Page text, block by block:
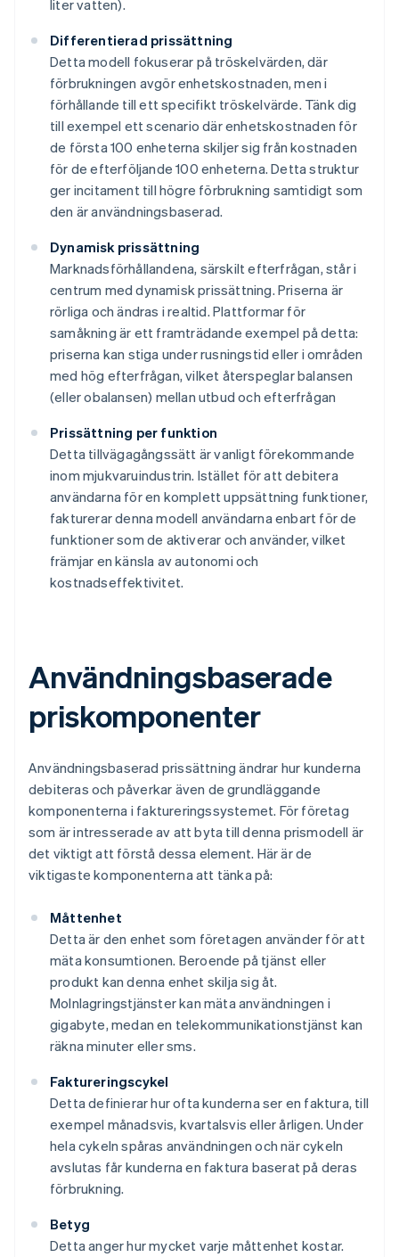
liter vatten).
Differentierad prissättning
Detta modell fokuserar på tröskelvärden, där
förbrukningen avgör enhetskostnaden, men i
förhållande till ett specifikt tröskelvärde. Tänk dig
till exempel ett scenario där enhetskostnaden för
de första 100 enheterna skiljer sig från kostnaden
för de efterföljande 100 enheterna. Detta struktur
ger incitament till högre förbrukning samtidigt som
den är användningsbaserad.
Dynamisk prissättning
Marknadsförhållandena, särskilt efterfrågan, står i
centrum med dynamisk prissättning. Priserna är
rörliga och ändras i realtid. Plattformar för
samåkning är ett framträdande exempel på detta:
priserna kan stiga under rusningstid eller i områden
med hög efterfrågan, vilket återspeglar balansen
(eller obalansen) mellan utbud och efterfrågan
Prissättning per funktion
Detta tillvägagångssätt är vanligt förekommande
inom mjukvaruindustrin. Istället för att debitera
användarna för en komplett uppsättning funktioner,
fakturerar denna modell användarna enbart för de
funktioner som de aktiverar och använder, vilket
främjar en känsla av autonomi och
kostnadseffektivitet.
Användningsbaserade
priskomponenter
Användningsbaserad prissättning ändrar hur kunderna
debiteras och påverkar även de grundläggande
komponenterna i faktureringssystemet. För företag
som är intresserade av att byta till denna prismodell är
det viktigt att förstå dessa element. Här är de
viktigaste komponenterna att tänka på:
Måttenhet
Detta är den enhet som företagen använder för att
mäta konsumtionen. Beroende på tjänst eller
produkt kan denna enhet skilja sig åt.
Molnlagringstjänster kan mäta användningen i
gigabyte, medan en telekommunikationstjänst kan
räkna minuter eller sms.
Faktureringscykel
Detta definierar hur ofta kunderna ser en faktura, till
exempel månadsvis, kvartalsvis eller årligen. Under
hela cykeln spåras användningen och när cykeln
avslutas får kunderna en faktura baserat på deras
förbrukning.
Betyg
Detta anger hur mycket varje måttenhet kostar.